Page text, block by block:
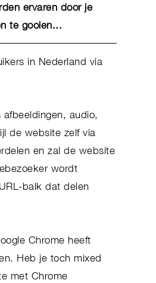
ervaren door je
te gooien...
in Nederland via
audio,
de website zelf via
en zal de website
wordt
balk dat delen
Chrome heeft
Heb je toch mixed
met Chrome